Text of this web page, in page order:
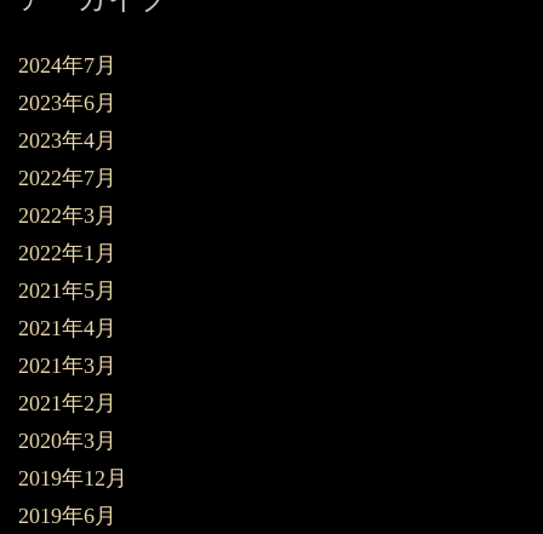
2024年7月
2023年6月
2023年4月
2022年7月
2022年3月
2022年1月
2021年5月
2021年4月
2021年3月
2021年2月
2020年3月
2019年12月
2019年6月